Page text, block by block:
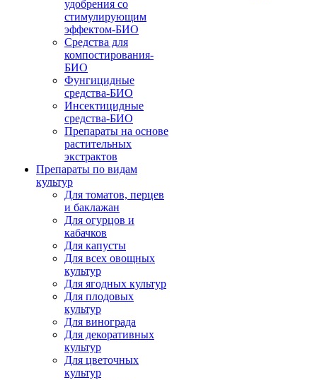
удобрения со
стимулирующим
эффектом-БИО
Средства для
компостирования-
БИО
Фунгицидные
средства-БИО
Инсектицидные
средства-БИО
Препараты на основе
растительных
экстрактов
Препараты по видам
культур
Для томатов, перцев
и баклажан
Для огурцов и
кабачков
Для капусты
Для всех овощных
культур
Для ягодных культур
Для плодовых
культур
Для винограда
Для декоративных
культур
Для цветочных
культур